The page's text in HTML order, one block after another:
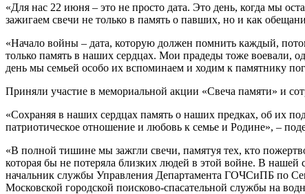
«Для нас 22 июня – это не просто дата. Это день, когда мы
зажигаем свечи не только в память о павших, но и как
«Начало войны – дата, которую должен помнить каждый,
только память в наших сердцах. Мои прадеды тоже воевали,
день мы семьей особо их вспоминаем и ходим к памятнику
Приняли участие в мемориальной акции «Свеча памяти» и
«Сохраняя в наших сердцах память о наших предках, об их
патриотическое отношение и любовь к семье и Родине», –
«В полной тишине мы зажгли свечи, памятуя тех, кто
которая бы не потеряла близких людей в этой войне. В
начальник службы Управления Департамента ГОЧСиПБ по
Московской городской поисково-спасательной службы на